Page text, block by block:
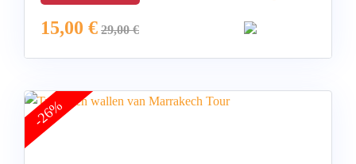
15,00 € 29,00€
-26%